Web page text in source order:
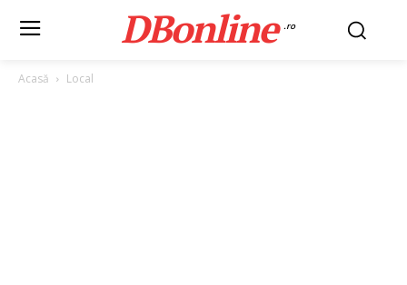
DBonline .ro
Acasă Local